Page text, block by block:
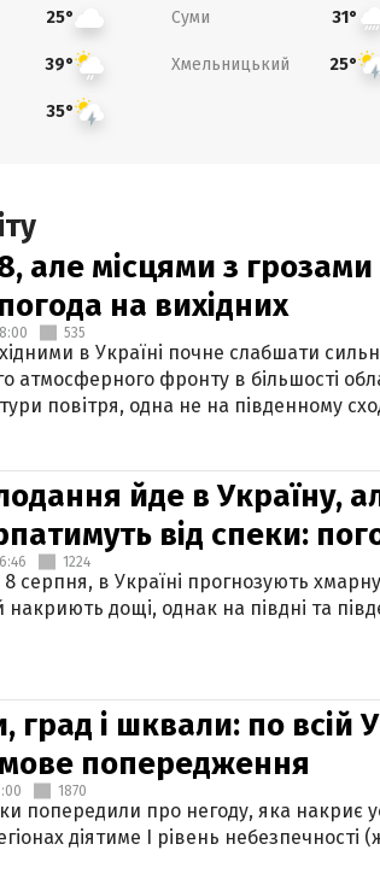
25° Суми 31°
39° Хмельницький 25°
35°
але місцями з
на вихідних
535
в Україні почне слабшати
атмосферного фронту в більшості
повітря, одна не на південному
йде в Україну,
від спеки:
1224
8 серпня, в Україні прогнозують
накриють дощі, однак на півдні та
град і шквали: по всій
попередження
1870
попередили про негоду, яка накриє
діятиме І рівень небезпечності